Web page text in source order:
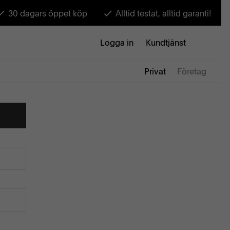
30 dagars öppet köp Alltid testat, alltid garanti!
Logga in Kundtjänst
Privat Företag